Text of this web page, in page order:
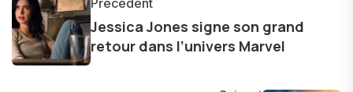
les consommateurs à comprendre et à naviguer
dans le paysage technologique en constante
évolution.
Précédent
Jessica Jones signe son grand
retour dans l’univers Marvel